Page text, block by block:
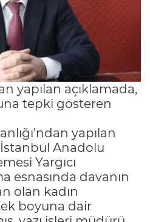
yapılan açıklamada,
tepki gösteren
yapılan
Anadolu
Yargıcı
esnasında davanın
olan kadın
boyuna dair